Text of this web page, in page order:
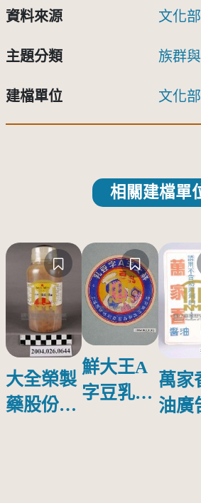
資料來源 文化
主題分類 族群
建檔單位 文化
相關建檔單
大全榮製
藥股份有
鮮大王A
字豆乳罐
萬家
油廣